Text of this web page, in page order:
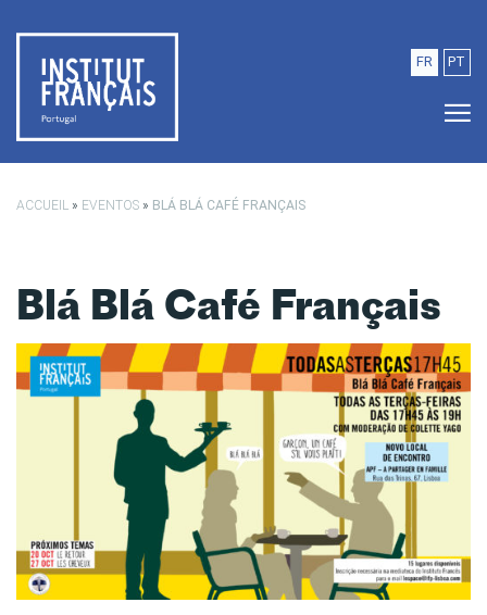
FR PT
ACCUEIL » EVENTOS » BLÁ BLÁ CAFÉ FRANÇAIS
Blá Blá Café Français